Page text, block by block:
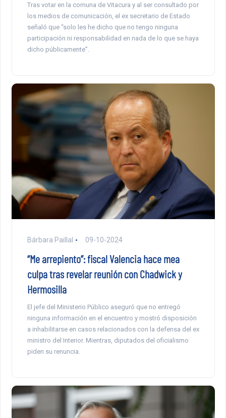
Tras votar en la comuna de Vitacura y al ser consultado por
los medios de comunicación, el ex secretario de Estado
señaló que “solo les he dicho que no tengo ninguna
participación ni responsabilidad en nada de lo que se haya
dicho públicamente”.
Bárbara Paillal 09-10-2024
“Me arrepiento”: fiscal Valencia hace mea
culpa tras revelar reunión con Chadwick y
Hermosilla
El jefe del Ministerio Público aseguró que no entregó
ninguna información en el encuentro y mostró disposición
a inhabilitarse en casos relacionados con la defensa del ex
ministro del Interior. Mientras, diputados del oficialismo
piden su renuncia.